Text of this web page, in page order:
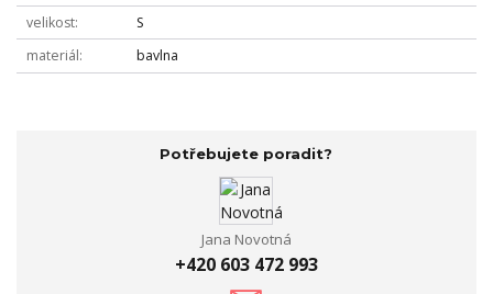
velikost
S
materiál
bavlna
Potřebujete poradit?
Jana Novotná
+420 603 472 993